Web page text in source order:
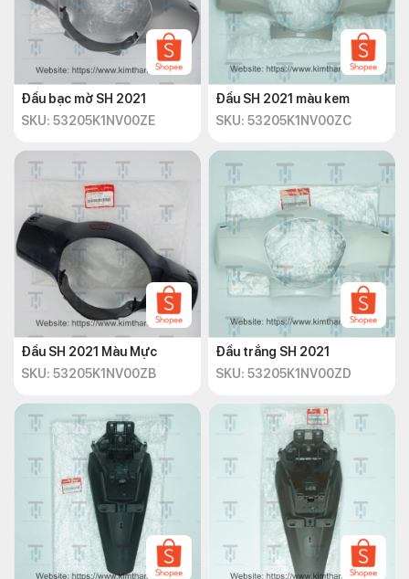
Đầu bạc mờ SH 2021
SKU: 53205K1NV00ZE
Đầu SH 2021 màu kem
SKU: 53205K1NV00ZC
Đầu SH 2021 Màu Mực
SKU: 53205K1NV00ZB
Đầu trắng SH 2021
SKU: 53205K1NV00ZD